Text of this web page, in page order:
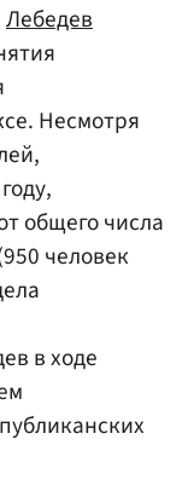
Лебедев
Несмотря
общего числа
человек
в ходе